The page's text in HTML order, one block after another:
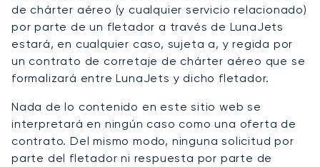
de chárter aéreo (y cualquier servicio relacionado)
por parte de un fletador a través de LunaJets
estará, en cualquier caso, sujeta a, y regida por
un contrato de corretaje de chárter aéreo que se
formalizará entre LunaJets y dicho fletador.
Nada de lo contenido en este sitio web se
interpretará en ningún caso como una oferta de
contrato. Del mismo modo, ninguna solicitud por
parte del fletador ni respuesta por parte de